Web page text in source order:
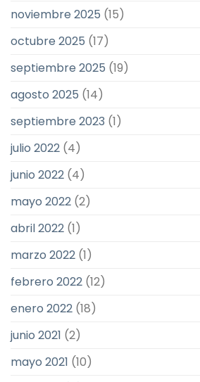
noviembre 2025 (15)
octubre 2025 (17)
septiembre 2025 (19)
agosto 2025 (14)
septiembre 2023 (1)
julio 2022 (4)
junio 2022 (4)
mayo 2022 (2)
abril 2022 (1)
marzo 2022 (1)
febrero 2022 (12)
enero 2022 (18)
junio 2021 (2)
mayo 2021 (10)